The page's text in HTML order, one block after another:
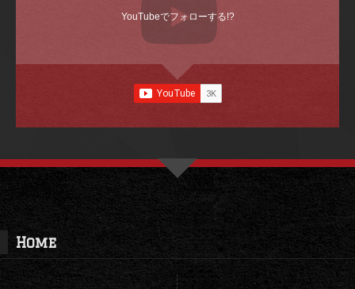
YouTubeでフォローする!?
Home